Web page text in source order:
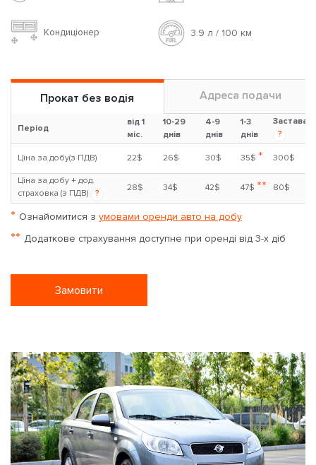
Кондиціонер 3.9 л / 100 км
Прокат без водія Адреса подачи
Період
від 1
міс.
10-29
днів
4-9
днів
1-3
днів
Застава
?
Ціна за добу(з ПДВ) 22$ 26$ 30$ 35$ * 300$
Ціна за добу + дод.
страховка (з ПДВ)
?
28$ 34$ 42$ 47$ ** 80$
* Ознайомитися з умовами оренди авто на добу
** Додаткове страхування доступне при оренді від 3-х діб
Замовити